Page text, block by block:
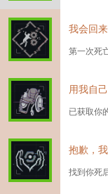
我会回
第一次死
用我自
已获取你
抱歉，
找到你死